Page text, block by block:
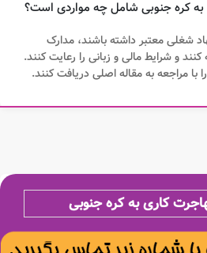
شغلی معتبر داشته باشند، مدارک
و شرایط مالی و زبانی را رعایت کنند.
با مراجعه به مقاله اصلی دریافت کنند.
کاری به کره جنوبی